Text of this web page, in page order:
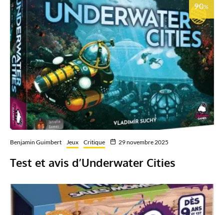
90%
Benjamin Guimbert Jeux Critique 29 novembre 2025
Test et avis d’Underwater Cities